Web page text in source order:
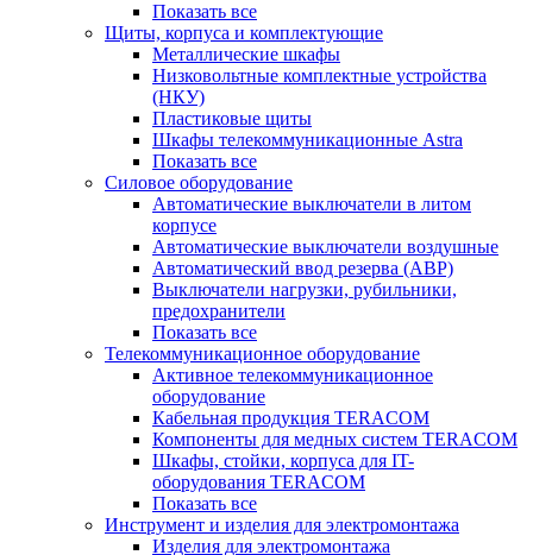
Показать все
Щиты, корпуса и комплектующие
Металлические шкафы
Низковольтные комплектные устройства
(НКУ)
Пластиковые щиты
Шкафы телекоммуникационные Astra
Показать все
Силовое оборудование
Автоматические выключатели в литом
корпусе
Автоматические выключатели воздушные
Автоматический ввод резерва (АВР)
Выключатели нагрузки, рубильники,
предохранители
Показать все
Телекоммуникационное оборудование
Активное телекоммуникационное
оборудование
Кабельная продукция TERACOM
Компоненты для медных систем TERACOM
Шкафы, стойки, корпуса для IT-
оборудования TERACOM
Показать все
Инструмент и изделия для электромонтажа
Изделия для электромонтажа